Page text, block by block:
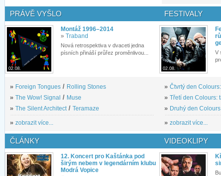
PRÁVĚ VYŠLO
02.08.
Montáž 1996–2014
» Traband
Nová retrospektiva v dvaceti jedna
písních přináší průřez proměnlivou...
» Foreign Tongues / Rolling Stones
» The Wow! Signal / Muse
» The Silent Architect/ Teramaze
» zobrazit více...
FESTIVALY
02.08.
V
» Čtvrtý den
» Třetí den Colours:
» Druhý den
» zobrazit více...
ČLÁNKY
12. Koncert pro Kaštánka pod
širým nebem v legendárním klubu
Modrá Vopice
VIDEOKLIPY